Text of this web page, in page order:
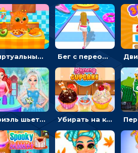
Виртуальный питомец: ухаживать, кормить, купать рыжего кота Бег с переодеванием: ловить одежду и повторять модные образы - для девочек
Ариэль шьет свадебные платья для принцесс в салоне - одевалка Убирать на кухне, готовить и печь кексы - для девочек